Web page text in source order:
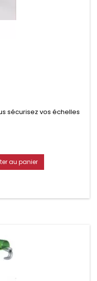
sécurisez vos échelles
que pendant le
au panier